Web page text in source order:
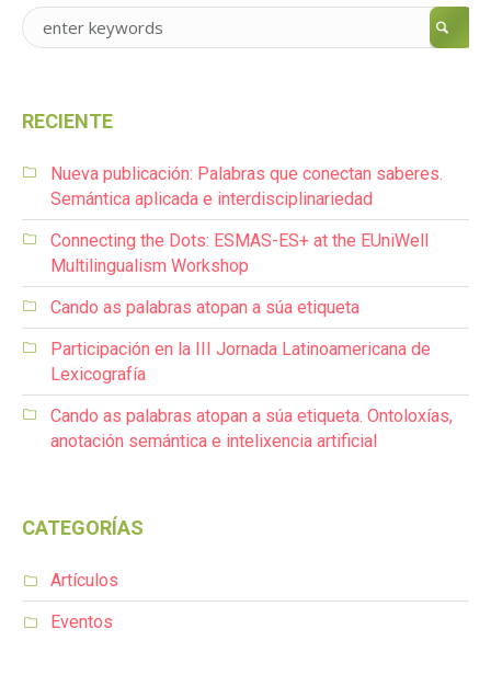
RECIENTE
Nueva publicación: Palabras que conectan saberes.
Semántica aplicada e interdisciplinariedad
Connecting the Dots: ESMAS-ES+ at the EUniWell
Multilingualism Workshop
Cando as palabras atopan a súa etiqueta
Participación en la III Jornada Latinoamericana de
Lexicografía
Cando as palabras atopan a súa etiqueta. Ontoloxías,
anotación semántica e intelixencia artificial
CATEGORÍAS
Artículos
Eventos